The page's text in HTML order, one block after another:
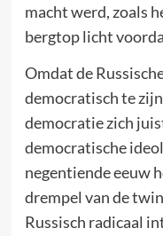
macht werd, zoals
bergtop licht
Omdat de
democratisch te
democratie zich
democratische
negentiende eeuw
drempel van de
Russisch radicaal